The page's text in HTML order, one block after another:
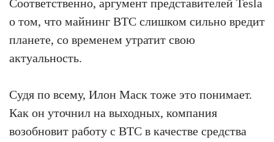
Соответственно, аргумент представителей Tesla
о том, что майнинг BTC слишком сильно вредит
планете, со временем утратит свою
актуальность.
Судя по всему, Илон Маск тоже это понимает.
Как он уточнил на выходных, компания
возобновит работу с BTC в качестве средства